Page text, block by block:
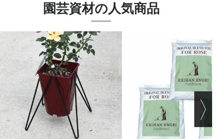
園芸資材の人気商品